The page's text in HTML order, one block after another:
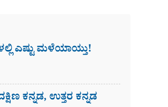
ಎಷ್ಟು ಮಳೆಯಾಯ್ತು!
ಕನ್ನಡ, ಉತ್ತರ ಕನ್ನಡ